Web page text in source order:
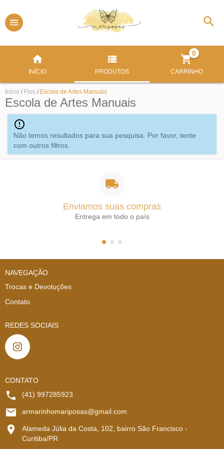
INÍCIO PRODUTOS CARRINHO
0
Início / Fios / Escola de Artes Manuais
Escola de Artes Manuais
Não temos resultados para sua pesquisa. Por favor, tente
com outros filtros.
Enviamos suas compras
Entrega em todo o país
NAVEGAÇÃO
Trocas e Devoluções
Contato
REDES SOCIAIS
CONTATO
(41) 997285923
armarinhomariposas@gmail.com
Alameda Júlia da Costa, 102, bairro São Francisco -
Curitiba/PR